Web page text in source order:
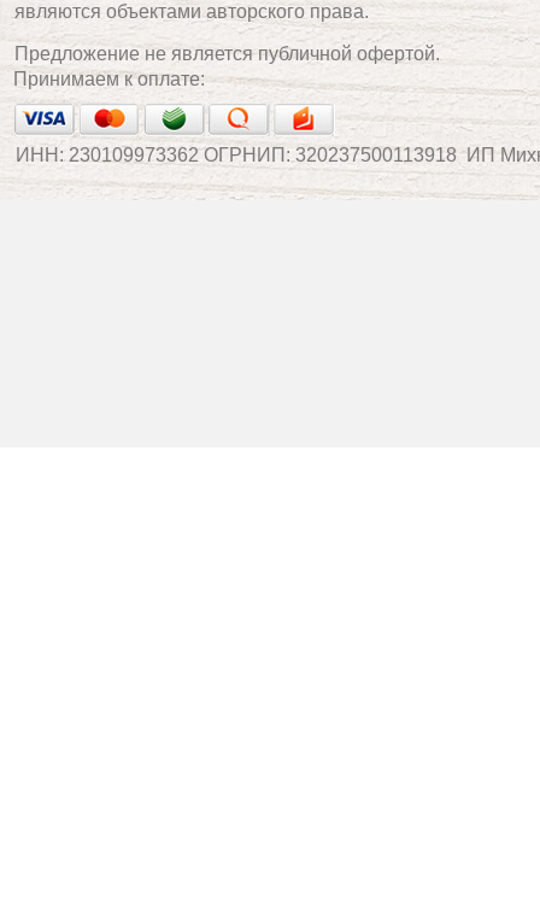
Принимаем к оплате:
ИНН: 230109973362 ОГРНИП: 320237500113918 ИП
Предложение не является публичной офертой.
являются объектами авторского права.